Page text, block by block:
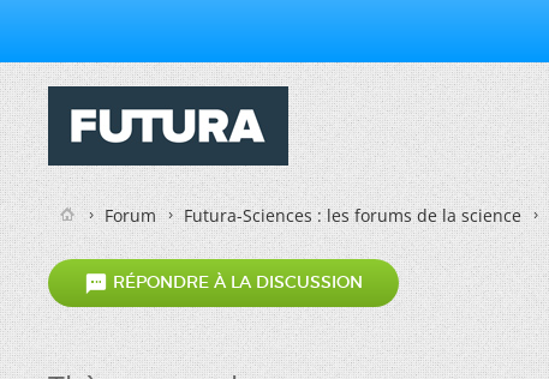
Forum Futura-Sciences : les forums de la science
 RÉPONDRE À LA DISCUSSION